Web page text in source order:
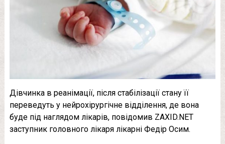
Дівчинка в реанімації, після стабілізації стану її
переведуть у нейрохірургічне відділення, де вона
буде під наглядом лікарів, повідомив ZAXID.NET
заступник головного лікаря лікарні Федір Осим.